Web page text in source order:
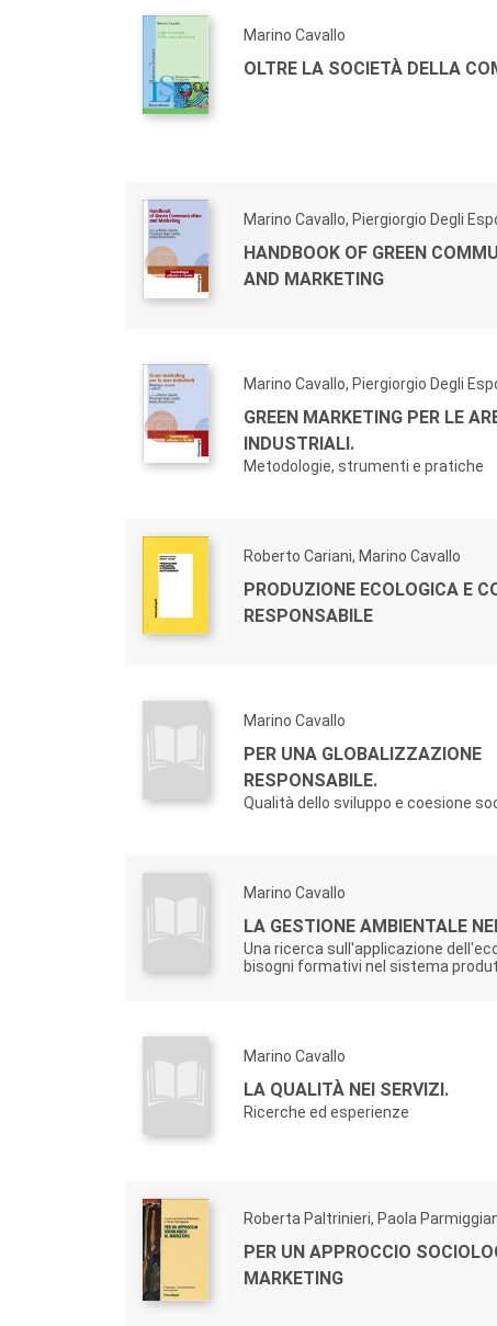
Marino Cavallo
OLTRE LA SOCIETÀ DELLA
Marino Cavallo, Piergiorgio Degli
HANDBOOK OF GREEN
AND MARKETING
Marino Cavallo, Piergiorgio Degli
GREEN MARKETING PER LE
INDUSTRIALI.
Metodologie, strumenti e pratiche
Roberto Cariani, Marino Cavallo
PRODUZIONE ECOLOGICA E
RESPONSABILE
Marino Cavallo
PER UNA GLOBALIZZAZIONE
RESPONSABILE.
Qualità dello sviluppo e coesione
Marino Cavallo
LA GESTIONE AMBIENTALE
Una ricerca sull'applicazione
bisogni formativi nel sistema
Marino Cavallo
LA QUALITÀ NEI SERVIZI.
Ricerche ed esperienze
Roberta Paltrinieri, Paola
PER UN APPROCCIO
MARKETING